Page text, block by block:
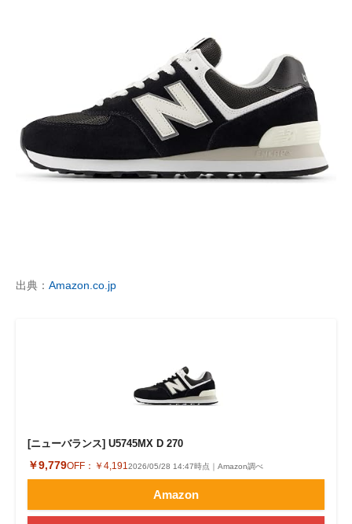
出典： Amazon.co.jp
[ニューバランス] U5745MX D 270
￥9,779OFF： ￥4,1912026/05/28 14:47時点｜Amazon調べ
Amazon